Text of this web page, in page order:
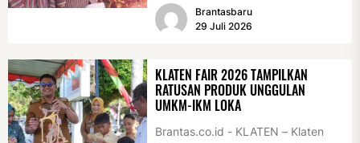
di Alun-alun Klaten, Selasa
(28/7/2026)....
Brantasbaru
29 Juli 2026
KLATEN FAIR 2026 TAMPILKAN
RATUSAN PRODUK UNGGULAN
UMKM-IKM LOKA
Brantas.co.id - KLATEN – Klaten